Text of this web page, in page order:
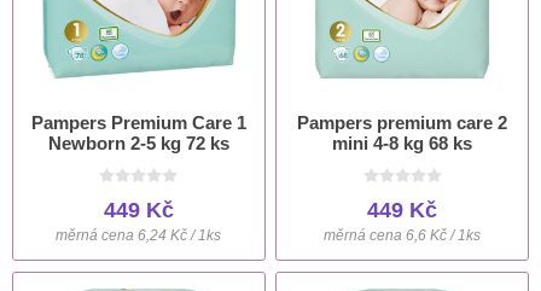
Pampers Premium Care 1
Newborn 2-5 kg 72 ks
449 Kč
měrná cena 6,24 Kč / 1ks
Pampers premium care 2
mini 4-8 kg 68 ks
449 Kč
měrná cena 6,6 Kč / 1ks